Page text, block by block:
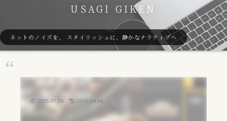
USAGI GIKEN
ネットのノイズを、 スタイリッシュに、静かなナラティブへ
2025.07.20 2026.04.08